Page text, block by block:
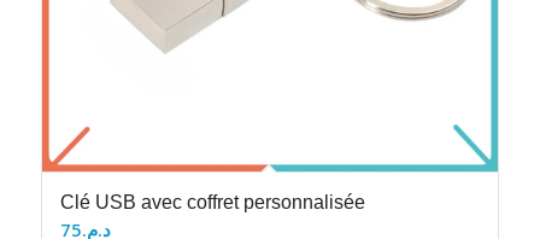
Clé USB avec coffret personnalisée
د.م.75